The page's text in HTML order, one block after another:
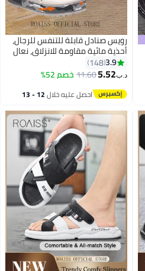
رويس صنادل قابلة للتنفس للرجال،
أحذية مائية مقاومة للانزلاق، نعال
شاور للشاطئ والأنشطة الخارجية،
صنادل صيفية للرجال ، أحذية خارجية
على طراز القبقاب)مريحة ومقاومة
للتآكل وناعمة، مناسبة للارتداء
اليومي الكاجوال، الأبيض
3.9
148
د.ب‏5.52
11.60خصم 52%
احصل عليه خلال 12 - 13